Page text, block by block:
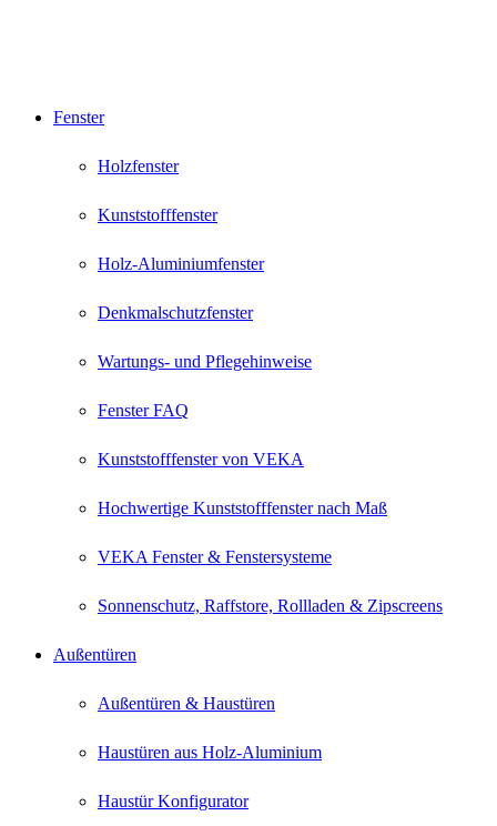
Fenster
Holzfenster
Kunststofffenster
Holz-Aluminiumfenster
Denkmalschutzfenster
Wartungs- und Pflegehinweise
Fenster FAQ
Kunststofffenster von VEKA
Hochwertige Kunststofffenster nach Maß
VEKA Fenster & Fenstersysteme
Sonnenschutz, Raffstore, Rollladen & Zipscreens
Außentüren
Außentüren & Haustüren
Haustüren aus Holz-Aluminium
Haustür Konfigurator